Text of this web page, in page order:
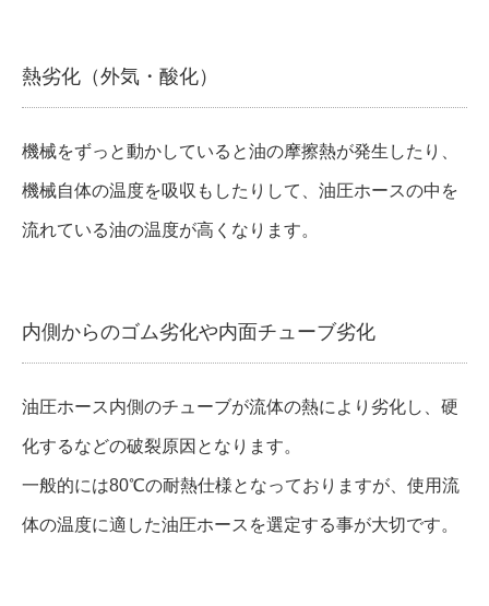
熱劣化（外気・酸化）
機械をずっと動かしていると油の摩擦熱が発生したり、
機械自体の温度を吸収もしたりして、油圧ホースの中を
流れている油の温度が高くなります。
内側からのゴム劣化や内面チューブ劣化
油圧ホース内側のチューブが流体の熱により劣化し、硬
化するなどの破裂原因となります。
一般的には80℃の耐熱仕様となっておりますが、使用流
体の温度に適した油圧ホースを選定する事が大切です。